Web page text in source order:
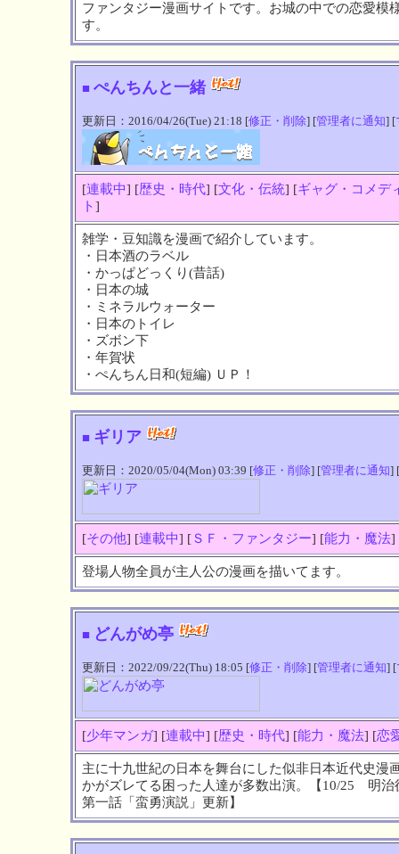
ファンタジー漫画サイトです。お城の中での恋愛模
す。
■ ぺんちんと一緒
更新日：2016/04/26(Tue) 21:18 [修正・削除] [管理者に通知] [
[連載中] [歴史・時代] [文化・伝統] [ギャグ・コメデ
ト]
雑学・豆知識を漫画で紹介しています。
・日本酒のラベル
・かっぱどっくり(昔話)
・日本の城
・ミネラルウォーター
・日本のトイレ
・ズボン下
・年賀状
・ぺんちん日和(短編) ＵＰ！
■ ギリア
更新日：2020/05/04(Mon) 03:39 [修正・削除] [管理者に通知]
[その他] [連載中] [ＳＦ・ファンタジー] [能力・魔法]
登場人物全員が主人公の漫画を描いてます。
■ どんがめ亭
更新日：2022/09/22(Thu) 18:05 [修正・削除] [管理者に通知] [
[少年マンガ] [連載中] [歴史・時代] [能力・魔法] [恋
主に十九世紀の日本を舞台にした似非日本近代史漫
かがズレてる困った人達が多数出演。【10/25 明治
第一話「蛮勇演説」更新】